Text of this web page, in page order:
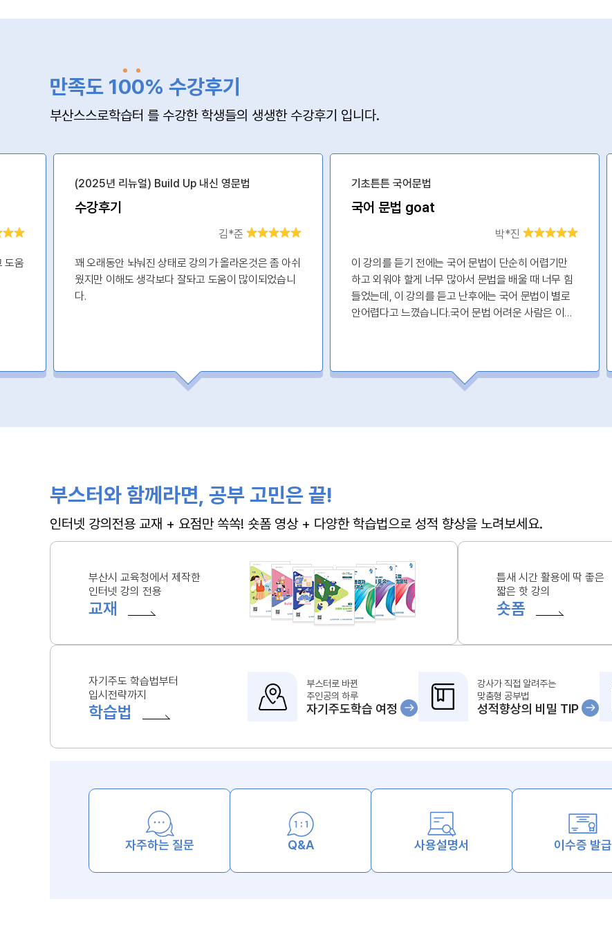
만족도 100% 수강후기
부산스스로학습터 를 수강한 학생들의 생생한 수강후기 입니다.
도움
(2025년 리뉴얼) Build Up 내신 영문법
수강후기
김*준
꽤 오래동안 놔눠진 상태로 강의가 올라온것은 좀 아쉬
웠지만 이해도 생각보다 잘돠고 도움이 많이되었습니
다.
기초튼튼 국어문법
국어 문법 goat
박*진
이 강의를 듣기 전에는 국어 문법이 단순히 어렵기만
하고 외워야 할게 너무 많아서 문법을 배울 때 너무 힘
들었는데, 이 강의를 듣고 난후에는 국어 문법이 별로
안어렵다고 느꼈습니다.국어 문법 어려운 사람은 이거
부스터와 함께라면, 공부 고민은 끝!
인터넷 강의전용 교재 + 요점만 쏙쏙! 숏폼 영상 + 다양한 학습법으로 성적 향상을 노려보세요.
부산시 교육청에서 제작한
인터넷 강의 전용
교재
틈새 시간 활용에 딱 좋은
짧은 핫 강의
숏폼
자기주도 학습법부터
입시전략까지
학습법
부스터로 바뀐
주인공의 하루
자기주도학습 여정
강사가 직접 알려주는
맞춤형 공부법
성적향상의 비밀 TIP
자주하는 질문 Q&A 사용설명서 이수증 발급